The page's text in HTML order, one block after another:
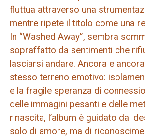
fluttua attraverso una
mentre ripete il titolo come una
In “Washed Away”, sembra
sopraffatto da sentimenti che
lasciarsi andare. Ancora e
stesso terreno emotivo:
e la fragile speranza di
delle immagini pesanti e delle
rinascita, l’album è guidato dal
solo di amore, ma di